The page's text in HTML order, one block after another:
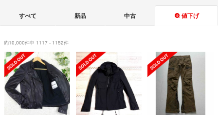
すべて 新品 中古 値下げ
約10,000件中 1117 - 1152件